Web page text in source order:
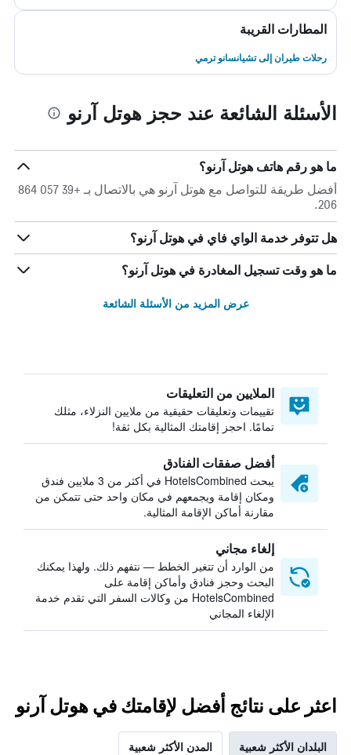
المطارات القريبة
رحلات طيران إلى تشيانسانو ترمي
الأسئلة الشائعة عند حجز هوتل آرنو
ما هو رقم هاتف هوتل آرنو؟
أفضل طريقة للتواصل مع هوتل آرنو هي بالاتصال بـ +39 057 864
206.
هل تتوفر خدمة الواي فاي في هوتل آرنو؟
ما هو وقت تسجيل المغادرة في هوتل آرنو؟
عرض المزيد من الأسئلة الشائعة
الملايين من التعليقات
تقييمات وتعليقات حقيقية من ملايين النزلاء، مثلك
تمامًا. احجز إقامتك المثالية بكل ثقة!
أفضل صفقات الفنادق
يبحث HotelsCombined في أكثر من 3 ملايين فندق
ومكان إقامة ويجمعهم في مكان واحد حتى تتمكن من
مقارنة أماكن الإقامة المثالية.
إلغاء مجاني
من الوارد أن تتغير الخطط — نتفهم ذلك. ولهذا يمكنك
البحث وحجز فنادق وأماكن إقامة على
HotelsCombined من وكالات السفر التي تقدم خدمة
الإلغاء المجاني
اعثر على نتائج أفضل لإقامتك في هوتل آرنو
البلدان الأكثر شعبية المدن الأكثر شعبية